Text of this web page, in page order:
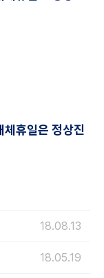
체휴일은 정상진
18.08.13
18.05.19